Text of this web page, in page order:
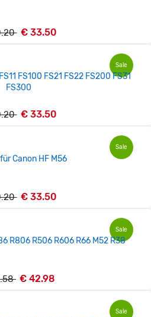
€ 33.50
Sale
FS100 FS21 FS22 FS200 FS31
FS300
€ 33.50
Sale
Canon HF M56
€ 33.50
Sale
R806 R506 R606 R66 M52 R38
€ 42.98
Sale